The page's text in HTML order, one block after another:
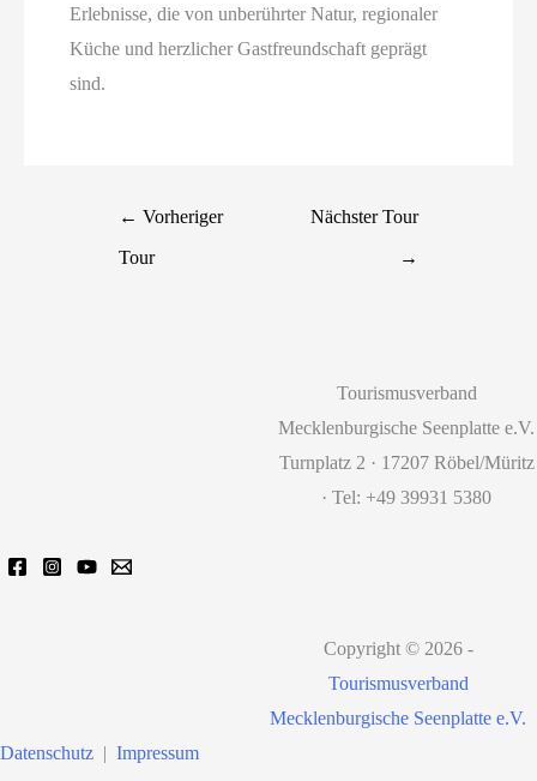
Erlebnisse, die von unberührter Natur, regionaler
Küche und herzlicher Gastfreundschaft geprägt
sind.
← Vorheriger
Tour
Nächster Tour
→
Tourismusverband
Mecklenburgische Seenplatte e.V.
Turnplatz 2 · 17207 Röbel/Müritz
· Tel: +49 39931 5380
Copyright © 2026 -
Tourismusverband
Mecklenburgische Seenplatte e.V.
Datenschutz | Impressum